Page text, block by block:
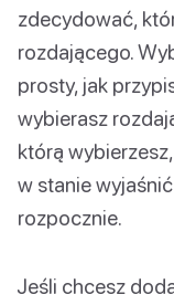
zdecydować,
rozdającego.
prosty, jak
wybierasz
którą
w stanie
rozpocznie.
Jeśli chcesz